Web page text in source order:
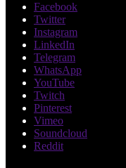
Facebook
Twitter
Instagram
LinkedIn
Telegram
WhatsApp
YouTube
Twitch
Pinterest
Vimeo
Soundcloud
Reddit